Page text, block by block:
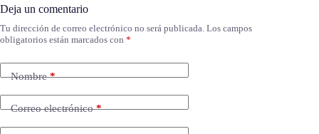
Deja un comentario
Tu dirección de correo electrónico no será publicada. Los campos
obligatorios están marcados con *
Nombre*
Correo electrónico*